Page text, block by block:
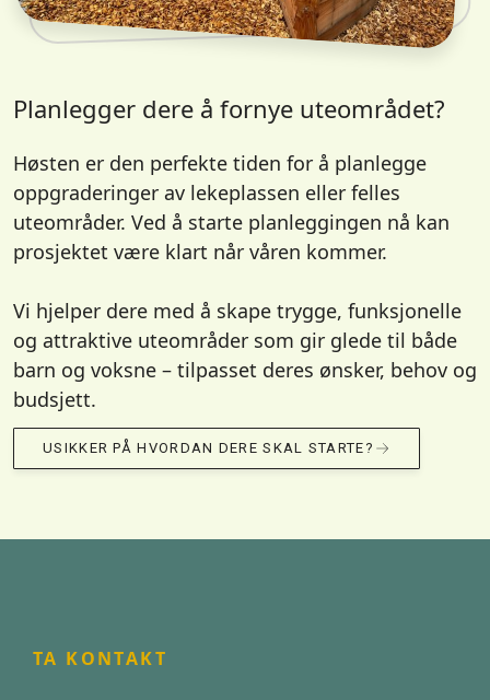
Planlegger dere å fornye uteområdet?
Høsten er den perfekte tiden for å planlegge
oppgraderinger av lekeplassen eller felles
uteområder. Ved å starte planleggingen nå kan
prosjektet være klart når våren kommer.
Vi hjelper dere med å skape trygge, funksjonelle
og attraktive uteområder som gir glede til både
barn og voksne – tilpasset deres ønsker, behov og
budsjett.
USIKKER PÅ HVORDAN DERE SKAL STARTE?
TA KONTAKT